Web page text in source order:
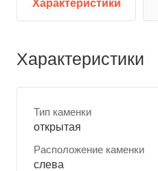
Характеристики
Характеристики
Тип каменки
открытая
Расположение каменки
слева